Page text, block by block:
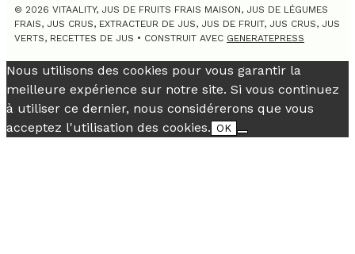
© 2026 VITAALITY, JUS DE FRUITS FRAIS MAISON, JUS DE LÉGUMES
FRAIS, JUS CRUS, EXTRACTEUR DE JUS, JUS DE FRUIT, JUS CRUS, JUS
VERTS, RECETTES DE JUS • CONSTRUIT AVEC GENERATEPRESS
Nous utilisons des cookies pour vous garantir la
meilleure expérience sur notre site. Si vous continuez
à utiliser ce dernier, nous considérerons que vous
acceptez l'utilisation des cookies. OK